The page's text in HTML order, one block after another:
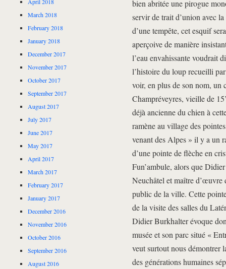
bien abritée une pirogue
servir de trait d’union avec
d’une tempête, cet esquif
aperçoive de manière
l’eau envahissante voudrait
l’histoire du loup recueilli
voir, en plus de son nom, un
Champréveyres, vieille de
déjà ancienne du chien à
ramène au village des
venant des Alpes » il y a un
d’une pointe de flèche en
Fun’ambule, alors que
Neuchâtel et maître d’œuvre
public de la ville. Cette
de la visite des salles du
Didier Burkhalter évoque
musée et son parc situé «
veut surtout nous démontrer
des générations humaines
March 2018
February 2018
January 2018
December 2017
November 2017
October 2017
September 2017
August 2017
July 2017
June 2017
May 2017
April 2017
March 2017
February 2017
January 2017
December 2016
November 2016
October 2016
September 2016
August 2016